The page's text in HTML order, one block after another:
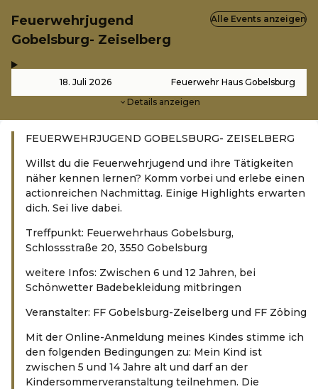
Feuerwehrjugend
Gobelsburg- Zeiselberg
18. Juli 2026 Feuerwehr Haus Gobelsburg
Details anzeigen
Alle Events anzeigen
FEUERWEHRJUGEND GOBELSBURG- ZEISELBERG
Willst du die Feuerwehrjugend und ihre Tätigkeiten
näher kennen lernen? Komm vorbei und erlebe einen
actionreichen Nachmittag. Einige Highlights erwarten
dich. Sei live dabei.
Treffpunkt: Feuerwehrhaus Gobelsburg,
Schlossstraße 20, 3550 Gobelsburg
weitere Infos: Zwischen 6 und 12 Jahren, bei
Schönwetter Badebekleidung mitbringen
Veranstalter: FF Gobelsburg-Zeiselberg und FF Zöbing
Mit der Online-Anmeldung meines Kindes stimme ich
den folgenden Bedingungen zu: Mein Kind ist
zwischen 5 und 14 Jahre alt und darf an der
Kindersommerveranstaltung teilnehmen. Die